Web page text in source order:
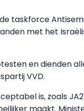
taskforce
met het
en dienden
VVD.
is, zoals
maakt.